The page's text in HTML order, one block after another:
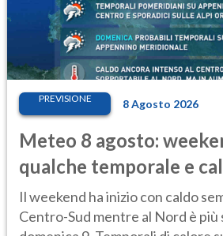
PREVISIONE 8 Agosto 2026
Meteo 8 agosto:
qualche temporale e
al Centro-Sud
Il weekend ha inizio con caldo
Centro-Sud mentre al Nord è